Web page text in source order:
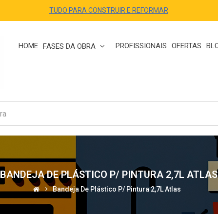
TUDO PARA CONSTRUIR E REFORMAR
HOME FASES DA OBRA PROFISSIONAIS OFERTAS
BANDEJA DE PLÁSTICO P/ PINTURA 2,7L ATLAS
Bandeja De Plástico P/ Pintura 2,7L Atlas